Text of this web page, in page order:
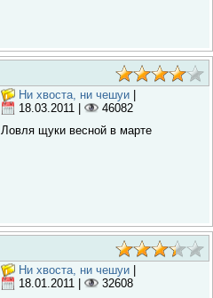
Ни хвоста, ни чешуи
18.03.2011
46082
Ловля щуки весной в марте
Ни хвоста, ни чешуи
18.01.2011
32608